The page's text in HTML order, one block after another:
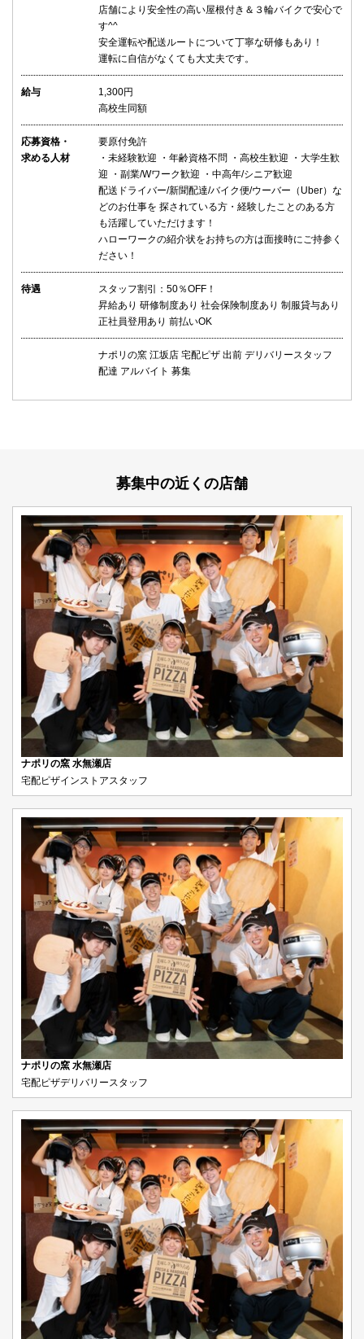
店舗により安全性の高い屋根付き＆３輪バイクで安心で
す^^
安全運転や配送ルートについて丁寧な研修もあり！
運転に自信がなくても大丈夫です。
給与
1,300円
高校生同額
応募資格・
求める人材
要原付免許
・未経験歓迎 ・年齢資格不問 ・高校生歓迎 ・大学生歓
迎 ・副業/Wワーク歓迎 ・中高年/シニア歓迎
配送ドライバー/新聞配達/バイク便/ウーバー（Uber）な
どのお仕事を 探されている方・経験したことのある方
も活躍していただけます！
ハローワークの紹介状をお持ちの方は面接時にご持参く
ださい！
待遇
スタッフ割引：50％OFF！
昇給あり 研修制度あり 社会保険制度あり 制服貸与あり
正社員登用あり 前払いOK
ナポリの窯 江坂店 宅配ピザ 出前 デリバリースタッフ
配達 アルバイト 募集
募集中の近くの店舗
ナポリの窯 水無瀬店
宅配ピザインストアスタッフ
ナポリの窯 水無瀬店
宅配ピザデリバリースタッフ